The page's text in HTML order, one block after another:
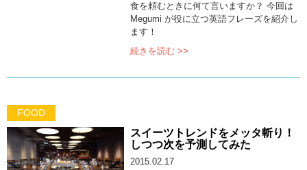
食を頼むときに何て言いますか？ 今回は
Megumi が役に立つ英語フレーズを紹介し
ます！
続きを読む >>
FOOD
スイーツトレンドをメッタ斬り！
しつつ次を予測してみた
2015.02.17